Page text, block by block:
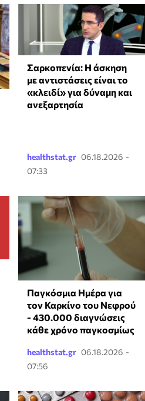
Σαρκοπενία: Η άσκηση
με αντιστάσεις είναι το
«κλειδί» για δύναμη και
ανεξαρτησία
healthstat.gr 06.18.2026 -
07:33
Παγκόσμια Ημέρα για
τον Καρκίνο του Νεφρού
- 430.000 διαγνώσεις
κάθε χρόνο παγκοσμίως
healthstat.gr 06.18.2026 -
07:56